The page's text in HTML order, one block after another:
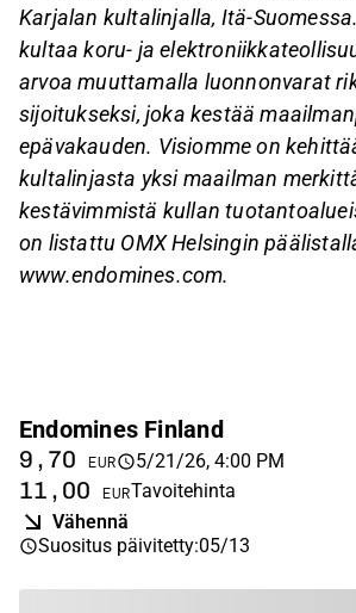
Karjalan kultalinjalla, Itä-
kultaa koru- ja
arvoa muuttamalla luonnonvarat
sijoitukseksi, joka kestää
epävakauden. Visiomme on
kultalinjasta yksi maailman
kestävimmistä kullan
on listattu OMX Helsingin
www.endomines.com.
Endomines Finland
9,70 EUR 5/21/26, 4:00 PM
11,00 EURTavoitehinta
Vähennä
Suositus päivitetty:05/13